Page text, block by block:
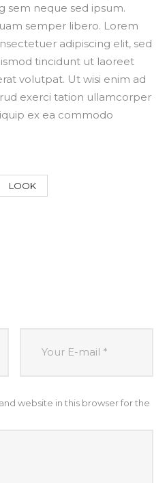
sem neque sed ipsum.
semper libero. Lorem
adipiscing elit, sed
tincidunt ut laoreet
volutpat. Ut wisi enim ad
exerci tation ullamcorper
ex ea commodo
LOOK
website in this browser for the